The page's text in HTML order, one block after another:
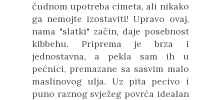
čudnom upotreba cimeta, ali nikako
ga nemojte izostaviti! Upravo ovaj,
nama "slatki" začin, daje posebnost
kibbehu. Priprema je brza i
jednostavna, a pekla sam ih u
pećnici, premazane sa sasvim malo
maslinovog ulja. Uz pita pecivo i
puno raznog svježeg povrća idealan